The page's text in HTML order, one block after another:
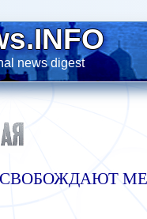
news digest